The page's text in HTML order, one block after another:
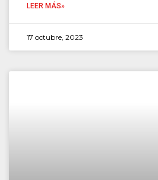
LEER MÁS»
17 octubre, 2023